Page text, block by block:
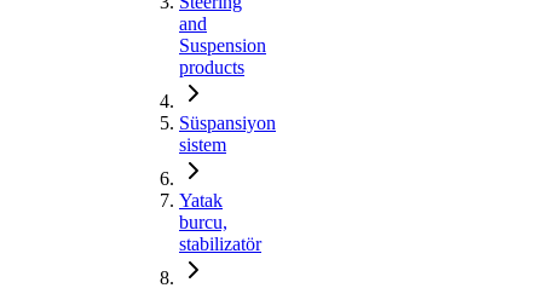
and
Suspension
products
Süspansiyon
sistem
Yatak
burcu,
stabilizatör